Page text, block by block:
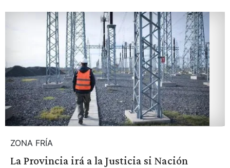
ZONA FRÍA
La Provincia irá a la Justicia si Nación